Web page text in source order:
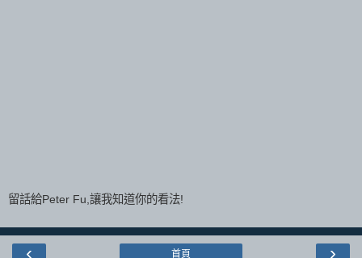
留話給Peter Fu,讓我知道你的看法!
‹ ›
首頁